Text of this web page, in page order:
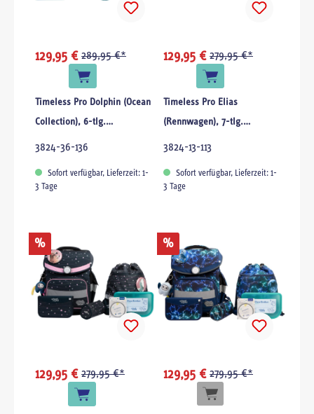
129,95 € 289,95 €*
Timeless Pro Dolphin (Ocean
Collection), 6-tlg.
Schulranzenset
3824-36-136
Sofort verfügbar, Lieferzeit: 1-
3 Tage
129,95 € 279,95 €*
Timeless Pro Elias
(Rennwagen), 7-tlg.
Schulranzenset
3824-13-113
Sofort verfügbar, Lieferzeit: 1-
3 Tage
%
129,95 € 279,95 €*
%
129,95 € 279,95 €*